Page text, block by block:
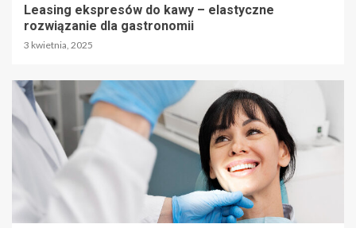
Leasing ekspresów do kawy – elastyczne
rozwiązanie dla gastronomii
3 kwietnia, 2025